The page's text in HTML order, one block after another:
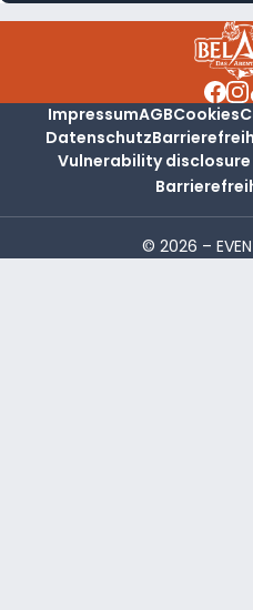
ImpressumAGBCookies
Datenschutz
Vulnerability
© 2026 –